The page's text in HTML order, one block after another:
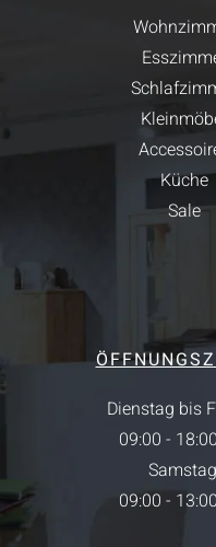
Küche
Sale
Dienstag bis
09:00 -
09:00 -